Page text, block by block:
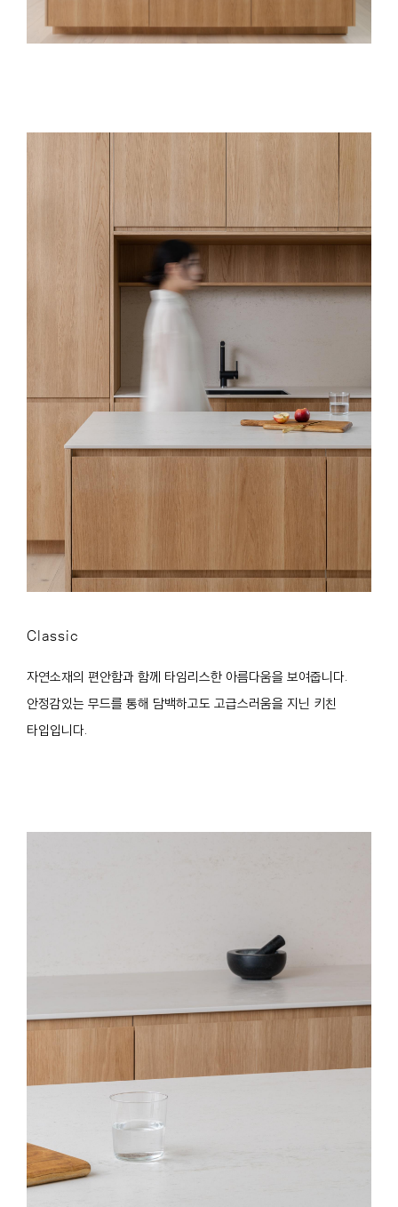
Classic
자연소재의 편안함과 함께 타임리스한 아름다움을 보여줍니다.
안정감있는 무드를 통해 담백하고도 고급스러움을 지닌 키친
타입입니다.